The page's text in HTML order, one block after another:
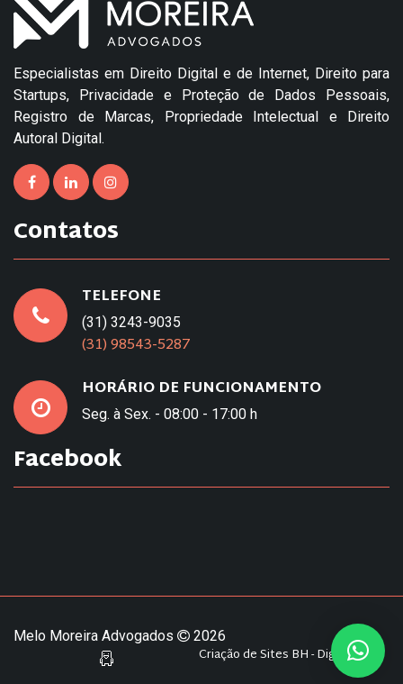
Especialistas em Direito Digital e de Internet, Direito para
Startups, Privacidade e Proteção de Dados Pessoais,
Registro de Marcas, Propriedade Intelectual e Direito
Autoral Digital.
Contatos
TELEFONE
(31) 3243-9035
(31) 98543-5287
HORÁRIO DE FUNCIONAMENTO
Seg. à Sex. - 08:00 - 17:00 h
Facebook
Melo Moreira Advogados 2026
Criação de Sites BH - Digital Pixel